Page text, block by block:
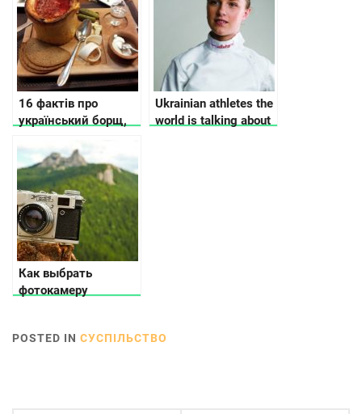
16 фактів про
український борщ,
знали
Ukrainian athletes the
world is talking about
Как выбрать
фотокамеру
инструкция
POSTED IN СУСПІЛЬСТВО